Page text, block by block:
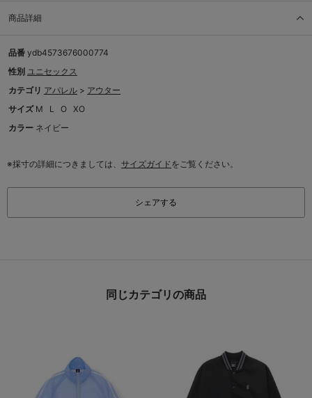
商品詳細
品番 ydb4573676000774
性別 ユニセックス
カテゴリ アパレル > アウター
サイズ M L O XO
カラー ネイビー
※採寸の詳細につきましては、 サイズガイドをご覧ください。
シェアする
同じカテゴリの商品